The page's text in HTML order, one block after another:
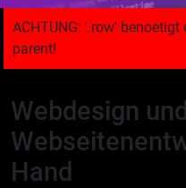
Webdesign und
Hand